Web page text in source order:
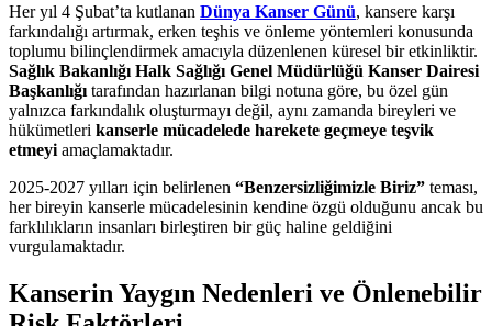
Her yıl 4 Şubat’ta kutlanan Dünya Kanser Günü, kansere karşı
farkındalığı artırmak, erken teşhis ve önleme yöntemleri konusunda
toplumu bilinçlendirmek amacıyla düzenlenen küresel bir etkinliktir.
Sağlık Bakanlığı Halk Sağlığı Genel Müdürlüğü Kanser Dairesi
Başkanlığıtarafından hazırlanan bilgi notuna göre, bu özel gün
yalnızca farkındalık oluşturmayı değil, aynı zamanda bireyleri ve
hükümetleri kanserle mücadelede harekete geçmeye teşvik
etmeyiamaçlamaktadır.
2025-2027 yılları için belirlenen “Benzersizliğimizle Biriz” teması,
her bireyin kanserle mücadelesinin kendine özgü olduğunu ancak bu
farklılıkların insanları birleştiren bir güç haline geldiğini
vurgulamaktadır.
Kanserin Yaygın Nedenleri ve Önlenebilir